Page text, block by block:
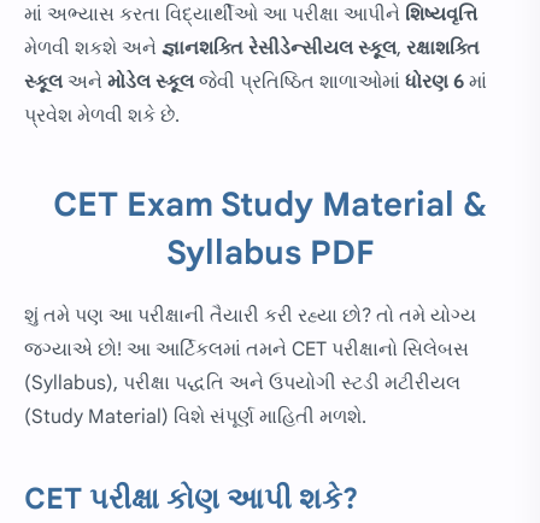
માં અભ્યાસ કરતા વિદ્યાર્થીઓ આ પરીક્ષા આપીને શિષ્યવૃત્તિ
મેળવી શકશે અને જ્ઞાનશક્તિ રેસીડેન્સીયલ સ્કૂલ, રક્ષાશક્તિ
સ્કૂલ અને મોડેલ સ્કૂલ જેવી પ્રતિષ્ઠિત શાળાઓમાં ધોરણ 6 માં
પ્રવેશ મેળવી શકે છે.
CET Exam Study Material &
Syllabus PDF
શું તમે પણ આ પરીક્ષાની તૈયારી કરી રહ્યા છો? તો તમે યોગ્ય
જગ્યાએ છો! આ આર્ટિકલમાં તમને CET પરીક્ષાનો સિલેબસ
(Syllabus), પરીક્ષા પદ્ધતિ અને ઉપયોગી સ્ટડી મટીરીયલ
(Study Material) વિશે સંપૂર્ણ માહિતી મળશે.
CET પરીક્ષા કોણ આપી શકે?